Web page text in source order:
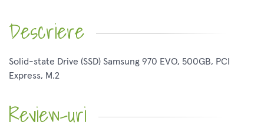
Descriere
Solid-state Drive (SSD) Samsung 970 EVO, 500GB, PCI
Express, M.2
Review-uri